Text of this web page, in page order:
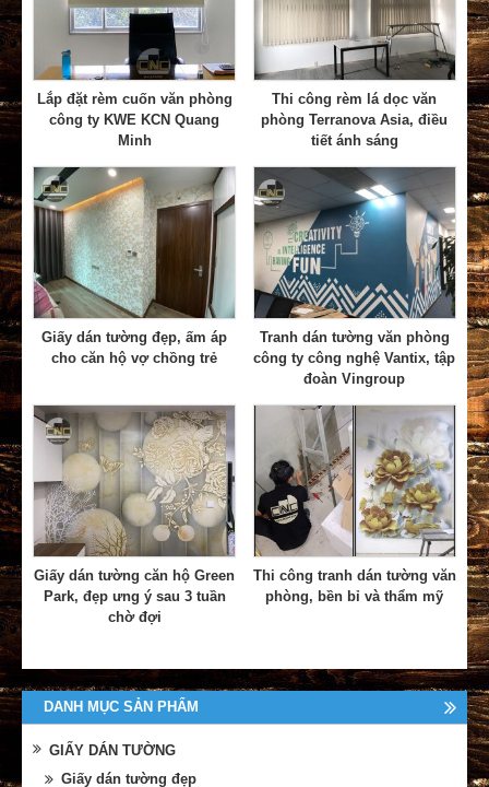
Lắp đặt rèm cuốn văn phòng
công ty KWE KCN Quang
Minh
Thi công rèm lá dọc văn
phòng Terranova Asia, điều
tiết ánh sáng
Giấy dán tường đẹp, ấm áp
cho căn hộ vợ chồng trẻ
Tranh dán tường văn phòng
công ty công nghệ Vantix, tập
đoàn Vingroup
Giấy dán tường căn hộ Green
Park, đẹp ưng ý sau 3 tuần
chờ đợi
Thi công tranh dán tường văn
phòng, bền bỉ và thẩm mỹ
DANH MỤC SẢN PHẨM
GIẤY DÁN TƯỜNG
Giấy dán tường đẹp